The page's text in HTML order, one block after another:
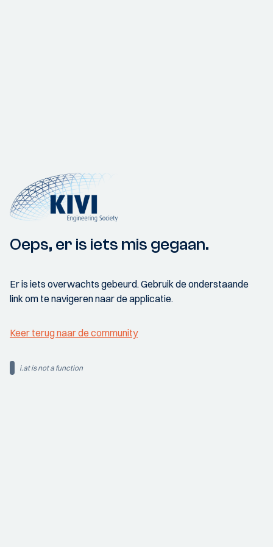
Oeps, er is iets mis gegaan.
Er is iets overwachts gebeurd. Gebruik de onderstaande
link om te navigeren naar de applicatie.
Keer terug naar de community
i.at is not a function